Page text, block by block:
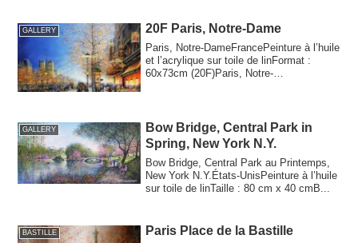
GALLERY 20F Paris, Notre-Dame
Paris, Notre-DameFrancePeinture à l’huile
et l’acrylique sur toile de linFormat :
60x73cm (20F)Paris, Notre-
GALLERY
Bow Bridge, Central Park in
Spring, New York N.Y.
Bow Bridge, Central Park au Printemps,
New York N.Y.États-UnisPeinture à l’huile
sur toile de linTaille : 80 cm x 40 cmB...
BASTILLE Paris Place de la Bastille